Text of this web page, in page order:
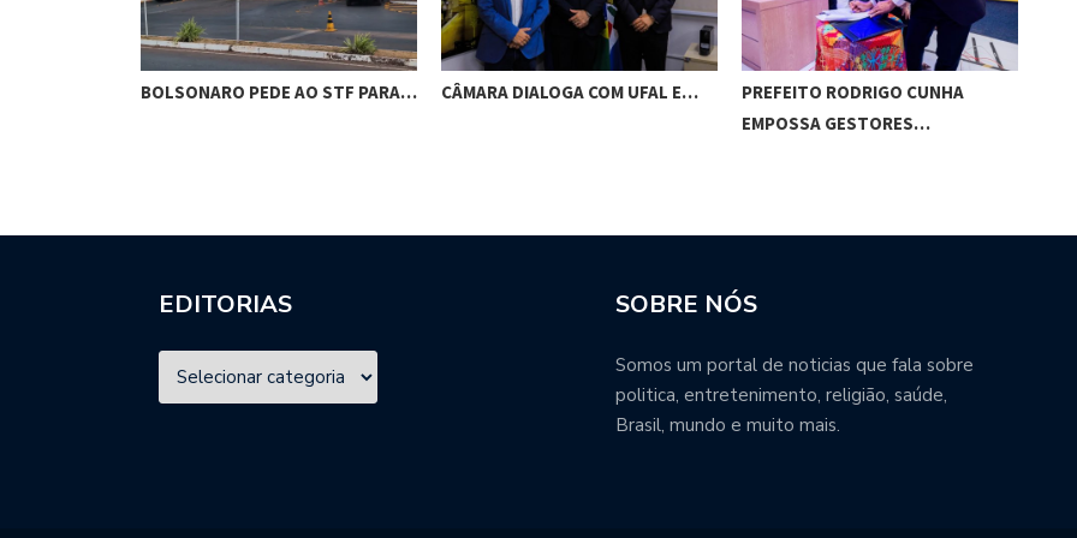
BOLSONARO PEDE AO STF PARA… CÂMARA DIALOGA COM UFAL E…
PREFEITO RODRIGO CUNHA
EMPOSSA GESTORES…
EDITORIAS SOBRE NÓS
Somos um portal de noticias que fala sobre
politica, entretenimento, religião, saúde,
Brasil, mundo e muito mais.